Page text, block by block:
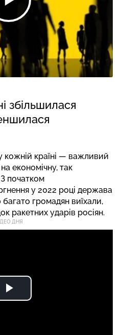
збільшилася
кожній країні — важливий
економічну, так
З початком
у 2022 році держава
громадян виїхали,
ракетних ударів росіян.
ДНЯ